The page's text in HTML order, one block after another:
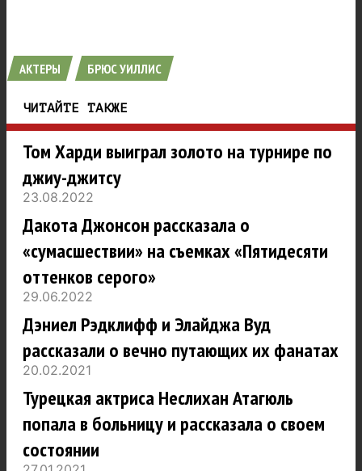
АКТЕРЫ БРЮС УИЛЛИС
ЧИТАЙТЕ ТАКЖЕ
Том Харди выиграл золото на турнире по
джиу-джитсу
23.08.2022
Дакота Джонсон рассказала о
«сумасшествии» на съемках «Пятидесяти
оттенков серого»
29.06.2022
Дэниел Рэдклифф и Элайджа Вуд
рассказали о вечно путающих их фанатах
20.02.2021
Турецкая актриса Неслихан Атагюль
попала в больницу и рассказала о своем
состоянии